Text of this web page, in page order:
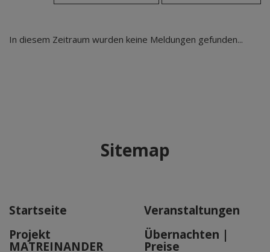
Aug 2026
Sep 2025
In diesem Zeitraum wurden keine Meldungen gefunden...
Sitemap
Startseite
Veranstaltungen
Projekt
MATREINANDER
Übernachten |
Preise